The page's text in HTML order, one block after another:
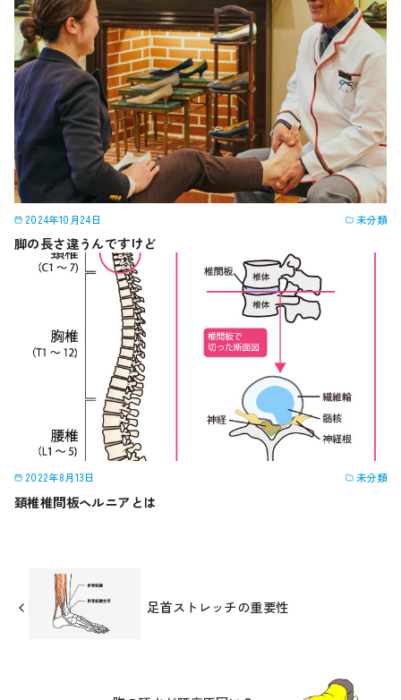
2024年10月24日 未分類
脚の長さ違うんですけど
2022年8月13日 未分類
頚椎椎間板ヘルニアとは
足首ストレッチの重要性